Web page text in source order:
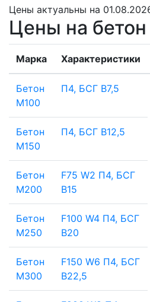
Цены актуальны на
Цены на бетон
Марка Характеристики
Бетон
М100
П4, БСГ В7,5
Бетон
М150
П4, БСГ В12,5
Бетон
М200
F75 W2 П4, БСГ
В15
Бетон
М250
F100 W4 П4, БСГ
В20
Бетон
М300
F150 W6 П4, БСГ
В22,5